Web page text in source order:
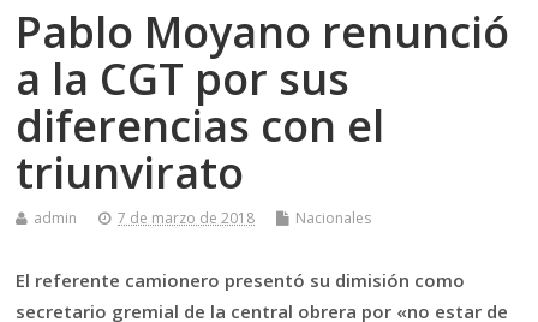
Pablo Moyano renunció
a la CGT por sus
diferencias con el
triunvirato
admin 7 de marzo de 2018 Nacionales
El referente camionero presentó su dimisión como
secretario gremial de la central obrera por «no estar de